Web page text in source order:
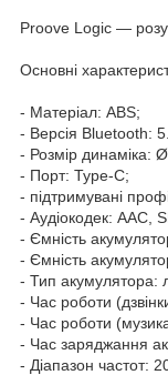
Proove Logic —
Основні
- Матеріал: ABS;
- Версія Bluetooth:
- Розмір динаміка:
- Порт: Type-C;
- підтримувані
- Аудіокодек: AAC,
- Ємність
- Ємність
- Тип акумулятора:
- Час роботи
- Час роботи
- Час заряджання
- Діапазон частот: